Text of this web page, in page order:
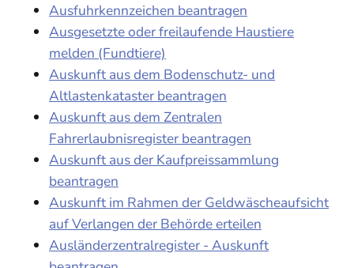
Ausfuhrkennzeichen beantragen
Ausgesetzte oder freilaufende Haustiere
melden (Fundtiere)
Auskunft aus dem Bodenschutz- und
Altlastenkataster beantragen
Auskunft aus dem Zentralen
Fahrerlaubnisregister beantragen
Auskunft aus der Kaufpreissammlung
beantragen
Auskunft im Rahmen der Geldwäscheaufsicht
auf Verlangen der Behörde erteilen
Ausländerzentralregister - Auskunft